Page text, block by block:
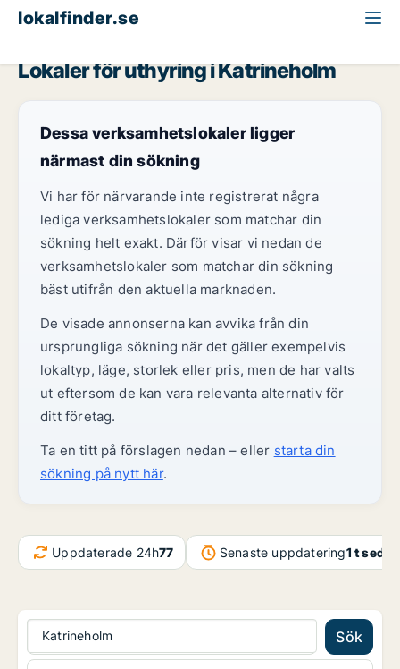
lokalfinder.se
Lokaler för uthyring i Katrineholm
Dessa verksamhetslokaler ligger
närmast din sökning
Vi har för närvarande inte registrerat några
lediga verksamhetslokaler som matchar din
sökning helt exakt. Därför visar vi nedan de
verksamhetslokaler som matchar din sökning
bäst utifrån den aktuella marknaden.
De visade annonserna kan avvika från din
ursprungliga sökning när det gäller exempelvis
lokaltyp, läge, storlek eller pris, men de har valts
ut eftersom de kan vara relevanta alternativ för
ditt företag.
Ta en titt på förslagen nedan – eller starta din
sökning på nytt här.
Uppdaterade 24h77 Senaste uppdatering1 t sedan
Katrineholm Sök